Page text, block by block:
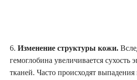
6. Изменение структуры кожи.
гемоглобина увеличивается сухость
тканей. Часто происходят выпадения